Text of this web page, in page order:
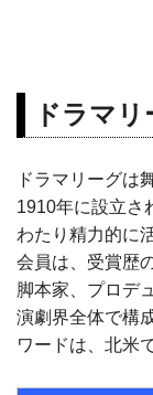
ドラマ
ドラマリーグは
1910年に設立さ
わたり精力的に
会員は、受賞歴
脚本家、プロデ
演劇界全体で構
ワードは、北米